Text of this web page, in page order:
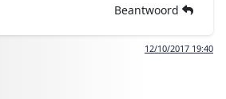
Beantwoord
12/10/2017 19:40